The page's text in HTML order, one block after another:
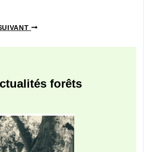
forêts